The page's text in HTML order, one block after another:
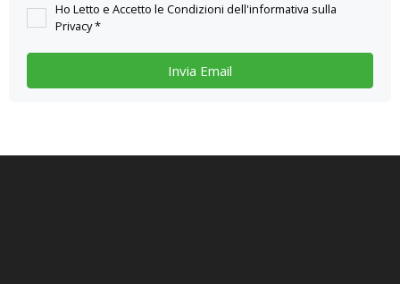
Ho Letto e Accetto le Condizioni dell'informativa sulla
Privacy *